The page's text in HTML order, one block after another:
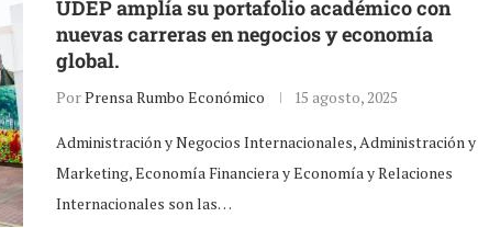
UDEP amplía su portafolio académico con
nuevas carreras en negocios y economía
global.
PorPrensa Rumbo Económico 15 agosto, 2025
Administración y Negocios Internacionales, Administración y
Marketing, Economía Financiera y Economía y Relaciones
Internacionales son las…